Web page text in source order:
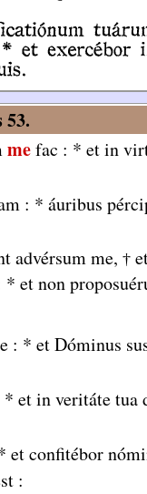
53.
mefac : * et in
: * áuribus
advérsum me, †
* et non
: * et Dóminus
* et in veritáte tua
et confitébor
: